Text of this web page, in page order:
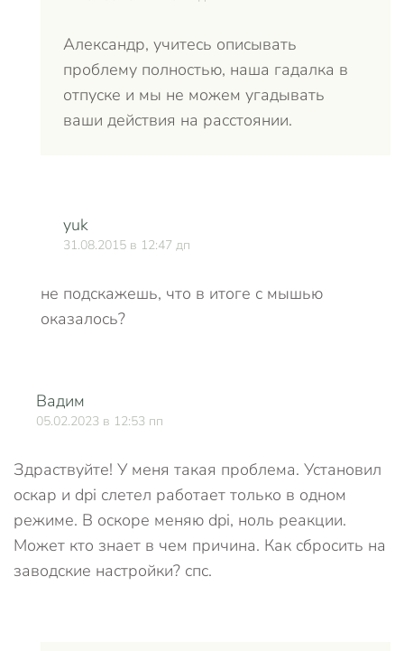
Александр, учитесь описывать
проблему полностью, наша гадалка в
отпуске и мы не можем угадывать
ваши действия на расстоянии.
yuk
31.08.2015 в 12:47 дп
не подскажешь, что в итоге с мышью
оказалось?
Вадим
05.02.2023 в 12:53 пп
Здраствуйте! У меня такая проблема. Установил
оскар и dpi слетел работает только в одном
режиме. В оскоре меняю dpi, ноль реакции.
Может кто знает в чем причина. Как сбросить на
заводские настройки? спс.